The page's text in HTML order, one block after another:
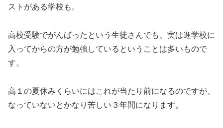
ストがある学校も。
高校受験でがんばったという生徒さんでも、実は進学校に
入ってからの方が勉強しているということは多いもので
す。
高１の夏休みくらいにはこれが当たり前になるのですが、
なっていないとかなり苦しい３年間になります。